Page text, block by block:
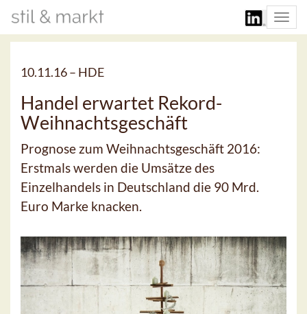
10.11.16 – HDE
Handel erwartet Rekord-
Weihnachtsgeschäft
Prognose zum Weihnachtsgeschäft 2016:
Erstmals werden die Umsätze des
Einzelhandels in Deutschland die 90 Mrd.
Euro Marke knacken.